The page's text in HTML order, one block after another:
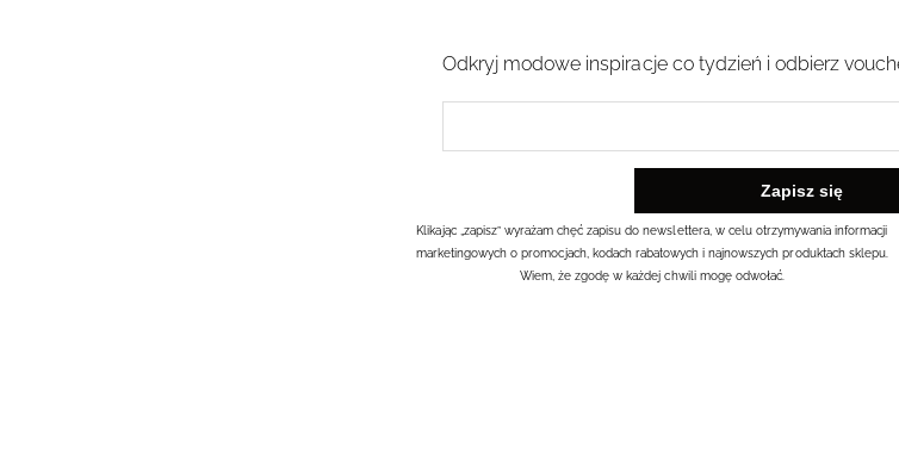
Odkryj modowe inspiracje co tydzień i odbierz
Klikając „zapisz” wyrażam chęć zapisu do newslettera, w celu otrzymywania informacji
marketingowych o promocjach, kodach rabatowych i najnowszych produktach sklepu.
Wiem, że zgodę w każdej chwili mogę odwołać.